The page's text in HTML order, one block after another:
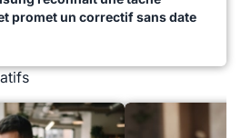
promet un correctif sans date